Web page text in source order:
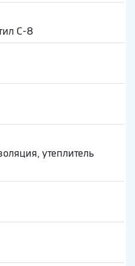
С-8
утеплитель